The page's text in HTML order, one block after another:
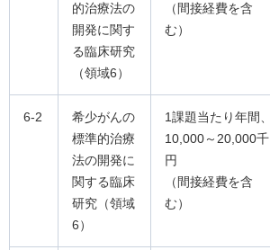
的治療法の
開発に関す
る臨床研究
（領域6）
（間接経費を含
む）
6-2
希少がんの
標準的治療
法の開発に
関する臨床
研究（領域
6）
1課題当たり年間、
10,000～20,000千
円
（間接経費を含
む）